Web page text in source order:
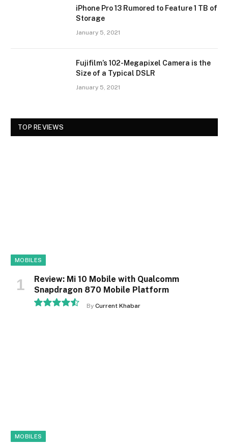
iPhone Pro 13 Rumored to Feature 1 TB of
Storage
January 5, 2021
Fujifilm’s 102-Megapixel Camera is the
Size of a Typical DSLR
January 5, 2021
TOP REVIEWS
MOBILES
Review: Mi 10 Mobile with Qualcomm
Snapdragon 870 Mobile Platform
By Current Khabar
MOBILES